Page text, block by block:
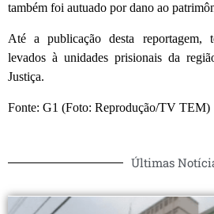
também foi autuado por dano ao
Até a publicação desta reportagem,
levados à unidades prisionais da
Justiça.
Fonte: G1 (Foto: Reprodução/TV TEM)
Últimas